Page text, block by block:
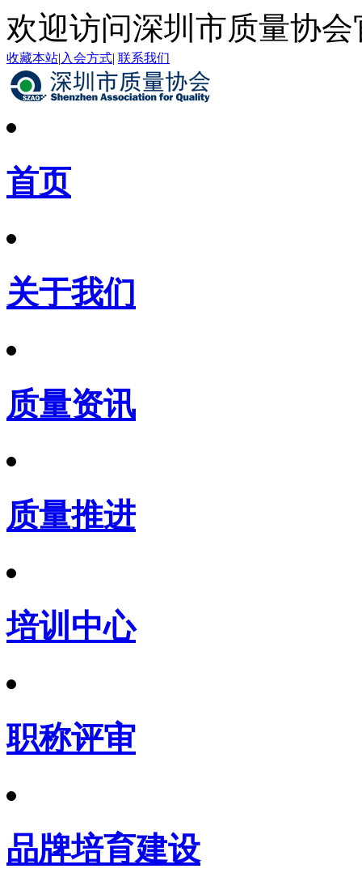
欢迎访问深圳市质量协会
收藏本站| 入会方式| 联系我们
首页
关于我们
质量资讯
质量推进
培训中心
职称评审
品牌培育建设